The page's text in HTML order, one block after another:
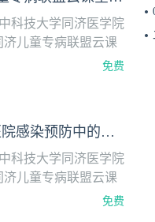
科技大学同济医学院
济儿童专病联盟云课
学科的仪器设备管理
免费
史欢：基于目标性感染监测的预见性护理在NICU医院感染预防中的应用【同济儿童专病联盟云课堂第六季】
科技大学同济医学院
济儿童专病联盟云课
感染监测的预见性护
免费